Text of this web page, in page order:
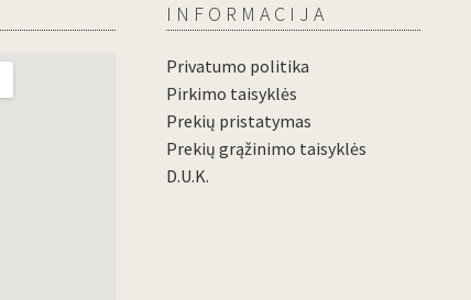
INFORMACIJA
Privatumo politika
Pirkimo taisyklės
Prekių pristatymas
Prekių grąžinimo taisyklės
D.U.K.